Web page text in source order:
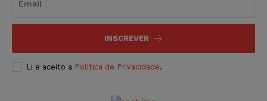
INSCREVER
Li e aceito a Política de Privacidade.